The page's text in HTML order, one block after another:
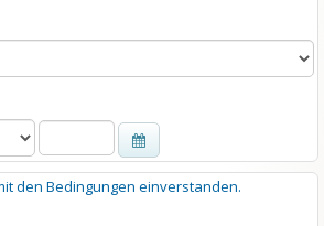
den Bedingungen einverstanden.